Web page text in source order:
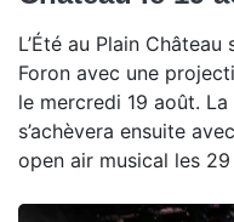
L’Été au Plain
Foron avec une
le mercredi 19 août.
s’achèvera ensuite
open air musical les